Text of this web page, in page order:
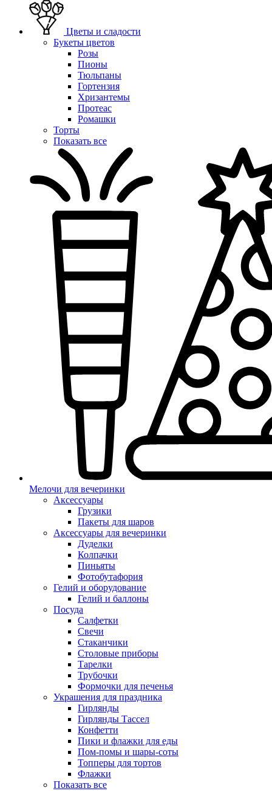
Цветы и сладости
Букеты цветов
Розы
Пионы
Тюльпаны
Гортензия
Хризантемы
Протеас
Ромашки
Торты
Показать все
Мелочи для вечеринки
Аксессуары
Грузики
Пакеты для шаров
Аксессуары для вечеринки
Дуделки
Колпачки
Пиньяты
Фотобутафория
Гелий и оборудование
Гелий и баллоны
Посуда
Салфетки
Свечи
Стаканчики
Столовые приборы
Тарелки
Трубочки
Формочки для печенья
Украшения для праздника
Гирлянды
Гирлянды Тассел
Конфетти
Пики и флажки для еды
Пом-помы и шары-соты
Топперы для тортов
Флажки
Показать все